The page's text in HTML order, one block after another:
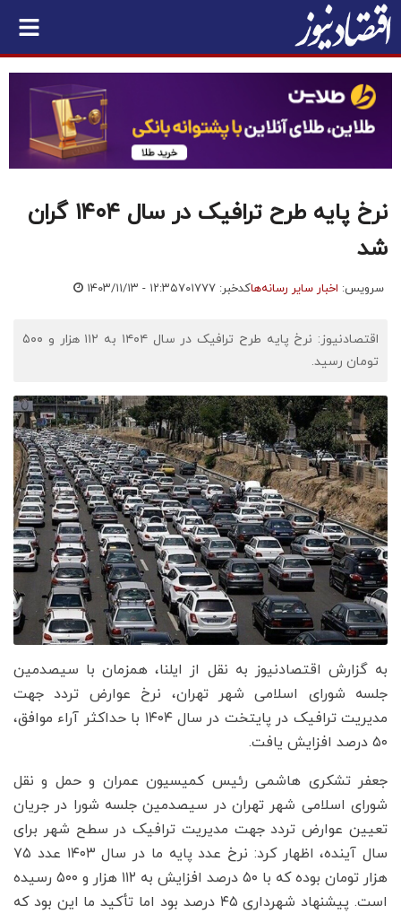
نرخ پایه طرح ترافیک در سال ۱۴۰۴ گران
شد
سرویس: اخبار سایر رسانه‌هاکدخبر: ۷۰۱۷۷۷ ۱۴۰۳/۱۱/۱۳ - ۱۲:۳۵
اقتصادنیوز: نرخ پایه طرح ترافیک در سال ۱۴۰۴ به ۱۱۲ هزار و ۵۰۰
تومان رسید.
به گزارش اقتصادنیوز به نقل از ایلنا، همزمان با سیصدمین
جلسه شورای اسلامی شهر تهران، نرخ عوارض تردد جهت
مدیریت ترافیک در پایتخت در سال ۱۴۰۴ با حداکثر آراء موافق،
۵۰ درصد افزایش یافت.
جعفر تشکری هاشمی رئیس کمیسیون عمران و حمل و نقل
شورای اسلامی شهر تهران در سیصدمین جلسه شورا در جریان
تعیین عوارض تردد جهت مدیریت ترافیک در سطح شهر برای
سال آینده، اظهار کرد: نرخ عدد پایه ما در سال ۱۴۰۳ عدد ۷۵
هزار تومان بوده که با ۵۰ درصد افزایش به ۱۱۲ هزار و ۵۰۰ رسیده
است. پیشنهاد شهرداری ۴۵ درصد بود اما تأکید ما این بود که